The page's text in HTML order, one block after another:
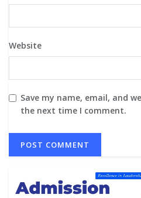
Website
Save my name, email, and
the next time I comment.